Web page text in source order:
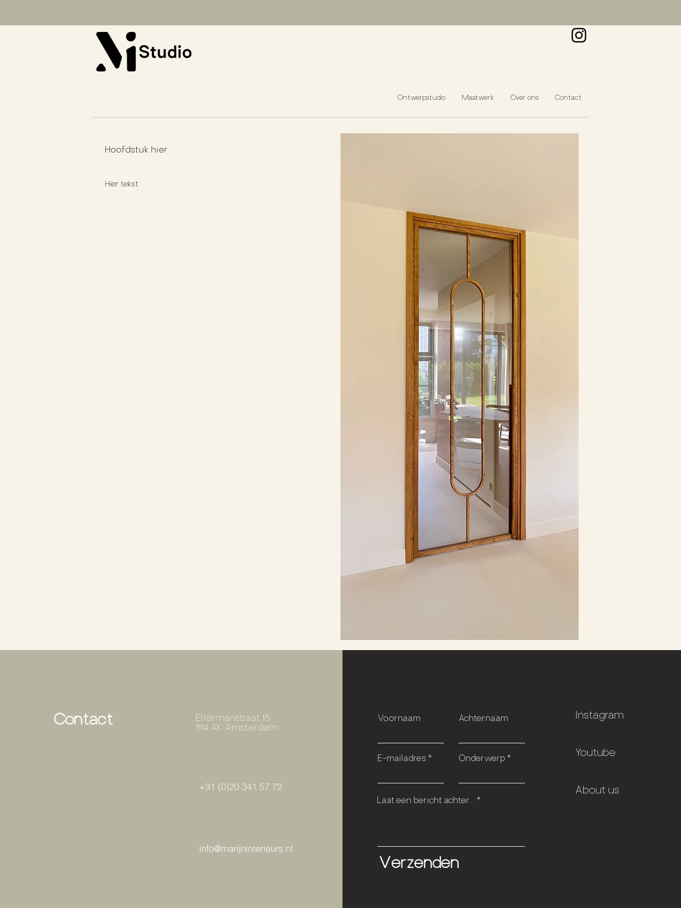
Ontwerpstudio Maatwerk Over ons Contact
Hoofdstuk hier
Hier tekst
Contact
Ellermanstraat 15
1114 AK Amsterdam
+31 (0)20 341 57 72
info@marijninterieurs.nl
Voornaam
E-mailadres
Achternaam
Onderwerp
Laat een bericht achter...
Verzenden
Instagram
Youtube
About us